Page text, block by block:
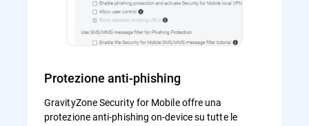
Protezione anti-phishing
GravityZone Security for Mobile offre una
protezione anti-phishing on-device su tutte le